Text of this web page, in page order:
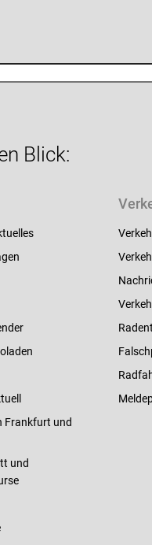
Blick:
Frankfurt und
und